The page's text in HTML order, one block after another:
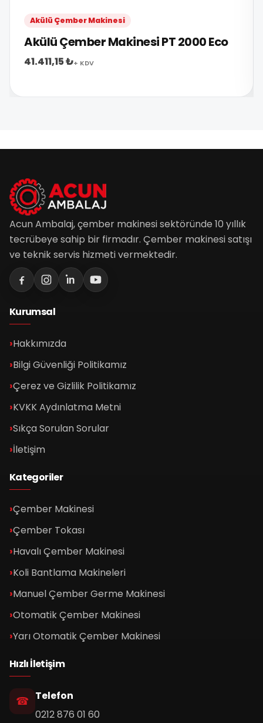
Akülü Çember Makinesi
Akülü Çember Makinesi PT 2000 Eco
41.411,15 ₺+ KDV
Acun Ambalaj, çember makinesi sektöründe 10 yıllık
tecrübeye sahip bir firmadır. Çember makinesi satışı
ve teknik servis hizmeti vermektedir.
Kurumsal
Hakkımızda
Bilgi Güvenliği Politikamız
Çerez ve Gizlilik Politikamız
KVKK Aydınlatma Metni
Sıkça Sorulan Sorular
İletişim
Kategoriler
Çember Makinesi
Çember Tokası
Havalı Çember Makinesi
Koli Bantlama Makineleri
Manuel Çember Germe Makinesi
Otomatik Çember Makinesi
Yarı Otomatik Çember Makinesi
Hızlı İletişim
Telefon
0212 876 01 60